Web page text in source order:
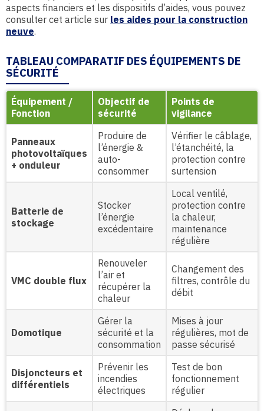
aspects financiers et les dispositifs d’aides, vous pouvez
consulter cet article sur les aides pour la construction
neuve.
TABLEAU COMPARATIF DES ÉQUIPEMENTS DE
SÉCURITÉ
Équipement /
Fonction
Objectif de
sécurité
Points de
vigilance
Panneaux
photovoltaïques
+ onduleur
Produire de
l’énergie &
auto-
consommer
Vérifier le câblage,
l’étanchéité, la
protection contre
surtension
Batterie de
stockage
Stocker
l’énergie
excédentaire
Local ventilé,
protection contre
la chaleur,
maintenance
régulière
VMC double flux
Renouveler
l’air et
récupérer la
chaleur
Changement des
filtres, contrôle du
débit
Domotique
Gérer la
sécurité et la
consommation
Mises à jour
régulières, mot de
passe sécurisé
Disjoncteurs et
différentiels
Prévenir les
incendies
électriques
Test de bon
fonctionnement
régulier